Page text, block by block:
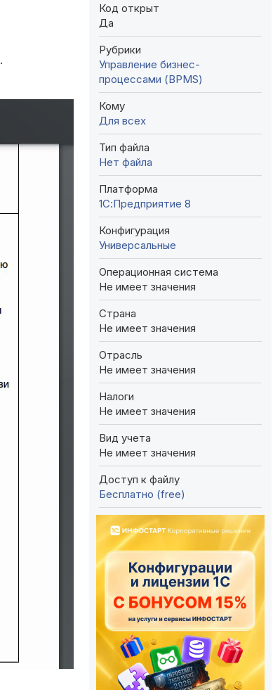
.
Код открыт
Да
Рубрики
Управление бизнес-
процессами (BPMS)
Кому
Для всех
Тип файла
Нет файла
Платформа
1С:Предприятие 8
Конфигурация
Универсальные
Операционная система
Не имеет значения
Страна
Не имеет значения
Отрасль
Не имеет значения
Налоги
Не имеет значения
Вид учета
Не имеет значения
Доступ к файлу
Бесплатно (free)